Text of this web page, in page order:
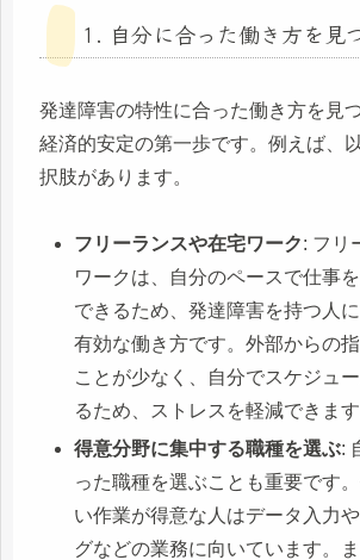
1. 自分に合った働き方を見
発達障害の特性に合った働き方を見
経済的安定の第一歩です。例えば、
択肢があります。
フリーランスや在宅ワーク: フリ
ワークは、自分のペースで仕事
できるため、発達障害を持つ人
有効な働き方です。外部からの
ことが少なく、自分でスケジュ
るため、ストレスを軽減できます
得意分野に集中する職種を選ぶ:
った職種を選ぶことも重要です
い作業が得意な人はデータ入力
グなどの業務に向いています。